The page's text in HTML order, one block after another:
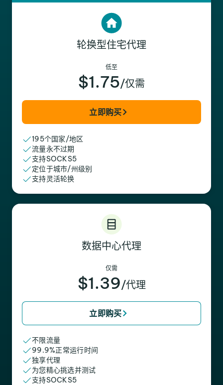
轮换型住宅代理
低至
$1.75/仅需
立即购买
195个国家/地区
流量永不过期
支持SOCKS5
定位于城市/州级别
支持灵活轮换
数据中心代理
仅需
$1.39/代理
立即购买
不限流量
99.9%正常运行时间
独享代理
为您精心挑选并测试
支持SOCKS5